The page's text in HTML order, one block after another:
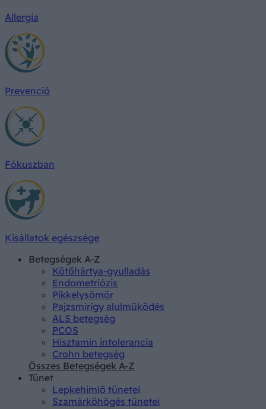
Allergia
Prevenció
Fókuszban
Kisállatok egészsége
Betegségek A-Z
Kötőhártya-gyulladás
Endometriózis
Pikkelysömör
Pajzsmirigy alulműködés
ALS betegség
PCOS
Hisztamin intolerancia
Crohn betegség
Összes Betegségek A-Z
Tünet
Lepkehimlő tünetei
Szamárköhögés tünetei